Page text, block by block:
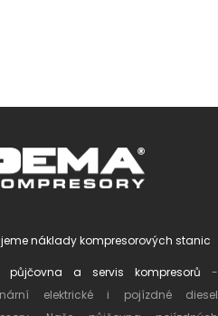
náklady kompresorových stanic
půjčovna a servis kompresorů -
elektrické i pojízdné diesel